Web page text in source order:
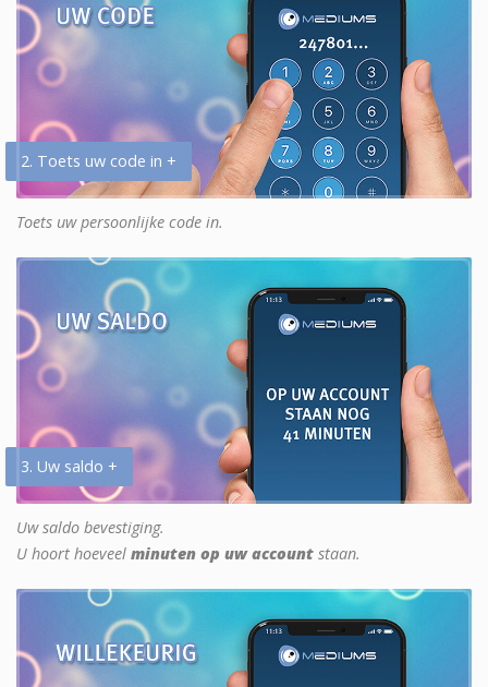
2. Toets uw code in +
Toets uw persoonlijke code in.
3. Uw saldo +
Uw saldo bevestiging.
U hoort hoeveel minuten op uw account staan.